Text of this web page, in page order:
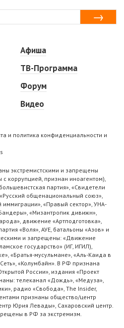
Афиша
ТВ-Программа
Форум
Видео
и политика конфиденциальности и
экстремистскими и запрещены
коррупцией, признан иноагентом),
партия», «Свидетели
общенациональный союз»,
«Правый сектор», УНА-
«Мизантропик дивижн»,
движение «Артподготовка»,
«Воля», АУЕ, батальоны «Азов» и
и запрещены: «Движение
государство» (ИГ, ИГИЛ),
«Братья-мусульмане», «Аль-Каида в
«Колумбайн». В РФ признана
России», издания «Проект
телеканал «Дождь», «Медуза»,
радио «Свобода», The Insider,
признаны общество/центр
Юрия Левады», Сахаровский центр.
в РФ за экстремизм.